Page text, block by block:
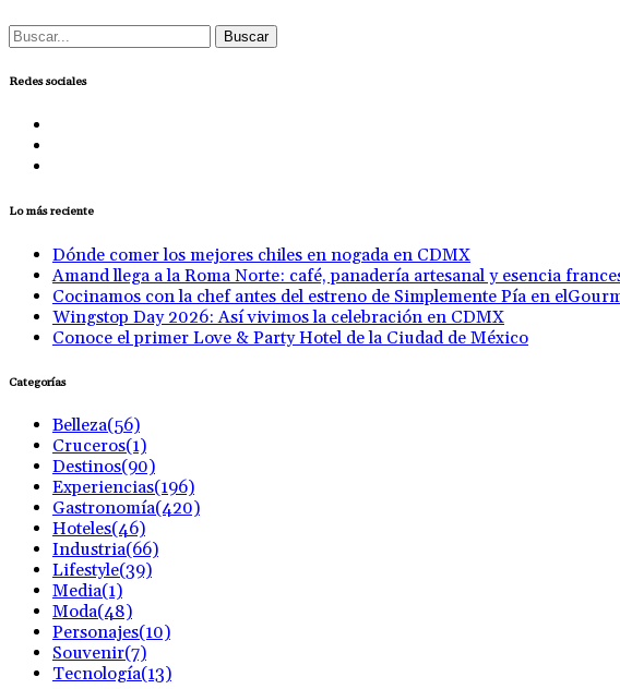
Buscar:
Redes sociales
Lo más reciente
Dónde comer los mejores chiles en nogada en CDMX
Amand llega a la Roma Norte: café, panadería artesanal y esencia
Cocinamos con la chef antes del estreno de Simplemente Pía en
Wingstop Day 2026: Así vivimos la celebración en CDMX
Conoce el primer Love & Party Hotel de la Ciudad de México
Categorías
Belleza(56)
Cruceros(1)
Destinos(90)
Experiencias(196)
Gastronomía(420)
Hoteles(46)
Industria(66)
Lifestyle(39)
Media(1)
Moda(48)
Personajes(10)
Souvenir(7)
Tecnología(13)